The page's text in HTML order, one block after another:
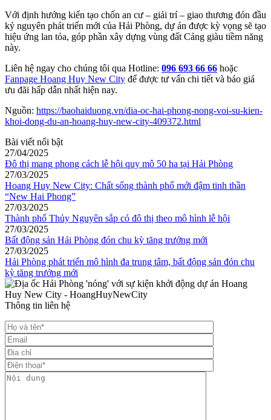
Với định hướng kiến tạo chốn an cư – giải trí – giao thương đón đầu
kỷ nguyên phát triển mới của Hải Phòng, dự án được kỳ vọng sẽ tạo
hiệu ứng lan tỏa, góp phần xây dựng vùng đất Cảng giàu tiềm năng
này.
Liên hệ ngay cho chúng tôi qua Hotline: 096 693 66 66 hoặc
Fanpage Hoang Huy New City để được tư vấn chi tiết và báo giá
ưu đãi hấp dẫn nhất hiện nay.
Nguồn: https://baohaiduong.vn/dia-oc-hai-phong-nong-voi-su-kien-
khoi-dong-du-an-hoang-huy-new-city-409372.html
Bài viết nổi bật
27/04/2025
Đô thị mang phong cách lễ hội quy mô 50 ha tại Hải Phòng
27/03/2025
Hoang Huy New City: Chất sống thành phố mới đậm tinh thần
“New Hai Phong”
27/03/2025
Thành phố Thủy Nguyên sắp có đô thị theo mô hình lễ hội
27/03/2025
Bất động sản Hải Phòng đón chu kỳ tăng trưởng mới
27/03/2025
Hải Phòng phát triển mô hình đa trung tâm, bất động sản đón chu
kỳ tăng trưởng mới
Thông tin liên hệ